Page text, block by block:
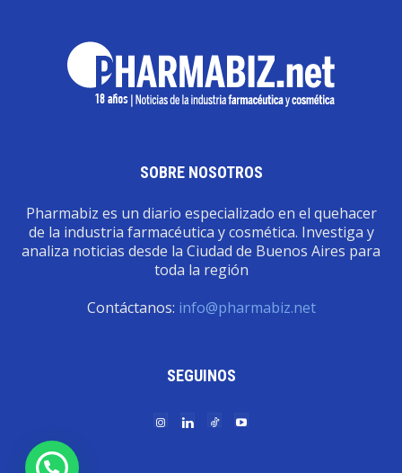
SOBRE NOSOTROS
Pharmabiz es un diario especializado en el quehacer
de la industria farmacéutica y cosmética. Investiga y
analiza noticias desde la Ciudad de Buenos Aires para
toda la región
Contáctanos: info@pharmabiz.net
SEGUINOS